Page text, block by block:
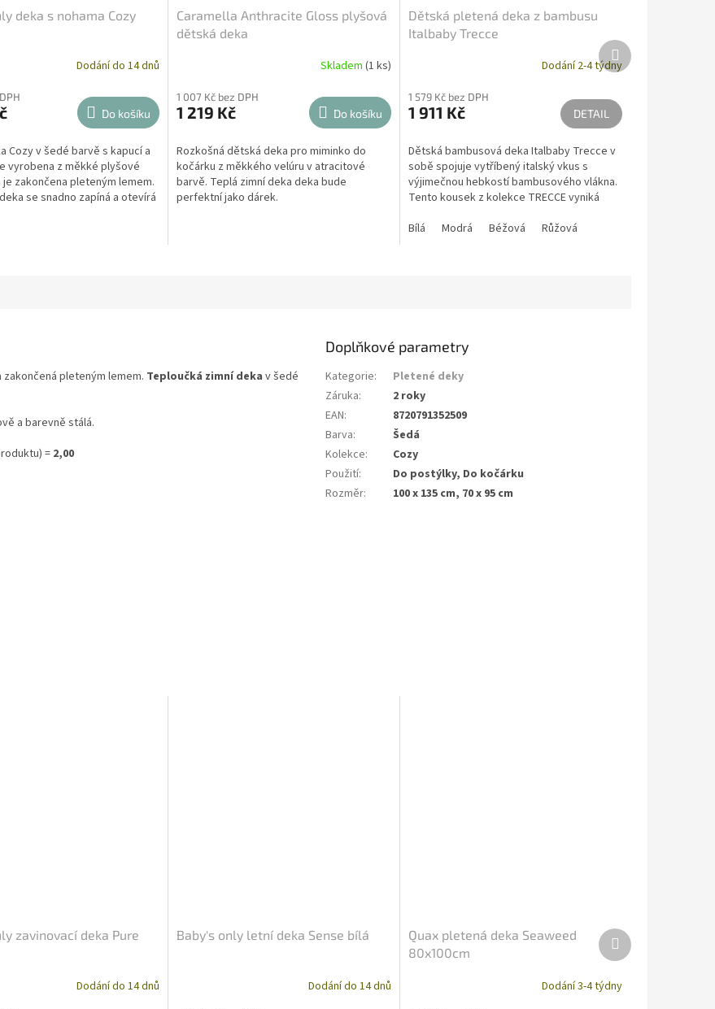
deka s nohama Cozy
Dodání do 14 dnů
Do košíku
Cozy v šedé barvě s kapucí a
vyrobena z měkké plyšové
zakončena pleteným lemem.
se snadno zapíná a otevírá
Caramella Anthracite Gloss plyšová
dětská deka
Skladem (1 ks)
1 007 Kč bez DPH
1 219 Kč Do košíku
Rozkošná dětská deka pro miminko do
kočárku z měkkého velúru v atracitové
barvě. Teplá zimní deka deka bude
perfektní jako dárek.
Dětská pletená deka z bambusu
Italbaby Trecce
Dodání 2-4 týdny
1 579 Kč bez DPH
1 911 Kč DETAIL
Dětská bambusová deka Italbaby Trecce v
sobě spojuje vytříbený italský vkus s
výjimečnou hebkostí bambusového vlákna.
Tento kousek z kolekce TRECCE vyniká
Bílá
Modrá Béžová Růžová
Další
produkt
pleteným lemem. Teploučká zimní deka v šedé
a barevně stálá.
= 2,00
Doplňkové parametry
Kategorie:
Pletené deky
Záruka:
2 roky
EAN:
8720791352509
Barva:
Šedá
Kolekce:
Cozy
Použití:
Do postýlky, Do kočárku
Rozměr: 100 x 135 cm, 70 x 95 cm
zavinovací deka Pure
Dodání do 14 dnů
Baby's only letní deka Sense bílá
Dodání do 14 dnů
Quax pletená deka Seaweed
80x100cm
Dodání 3-4 týdny
Další
produkt